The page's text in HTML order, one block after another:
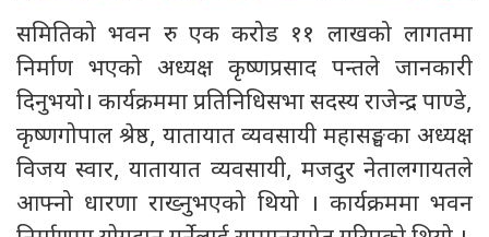
समितिको भवन रु एक करोड ११ लाखको लागतमा
निर्माण भएको अध्यक्ष कृष्णप्रसाद पन्तले जानकारी
दिनुभयो। कार्यक्रममा प्रतिनिधिसभा सदस्य राजेन्द्र पाण्डे,
कृष्णगोपाल श्रेष्ठ, यातायात व्यवसायी महासङ्घका अध्यक्ष
विजय स्वार, यातायात व्यवसायी, मजदुर नेतालगायतले
आफ्नो धारणा राख्नुभएको थियो । कार्यक्रममा भवन